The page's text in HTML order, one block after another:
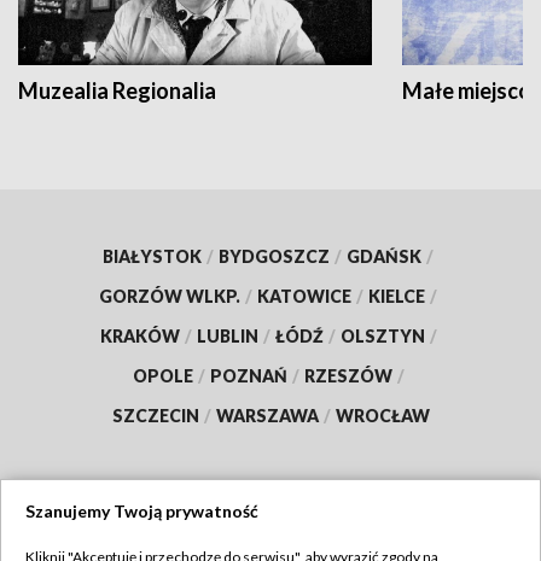
Muzealia Regionalia Małe
BIAŁYSTOK / BYDGOSZCZ / GDAŃSK /
GORZÓW WLKP. / KATOWICE / KIELCE /
KRAKÓW / LUBLIN / ŁÓDŹ / OLSZTYN /
OPOLE / POZNAŃ / RZESZÓW /
SZCZECIN / WARSZAWA / WROCŁAW
Szanujemy Twoją prywatność
Kliknij "Akceptuję i przechodzę do serwisu", aby wyrazić zgody na